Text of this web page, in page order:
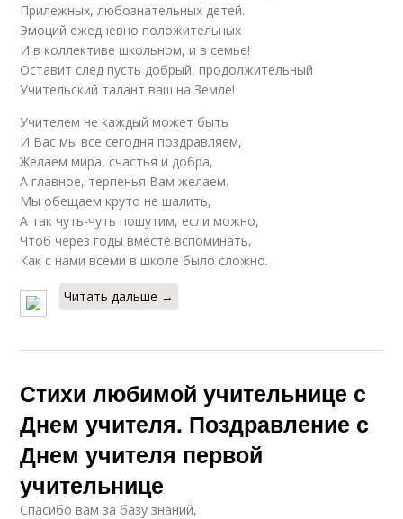
Прилежных, любознательных детей.
Эмоций ежедневно положительных
И в коллективе школьном, и в семье!
Оставит след пусть добрый, продолжительный
Учительский талант ваш на Земле!
Учителем не каждый может быть
И Вас мы все сегодня поздравляем,
Желаем мира, счастья и добра,
А главное, терпенья Вам желаем.
Мы обещаем круто не шалить,
А так чуть-чуть пошутим, если можно,
Чтоб через годы вместе вспоминать,
Как с нами всеми в школе было сложно.
Читать дальше →
Стихи любимой учительнице с
Днем учителя. Поздравление с
Днем учителя первой
учительнице
Спасибо вам за базу знаний,